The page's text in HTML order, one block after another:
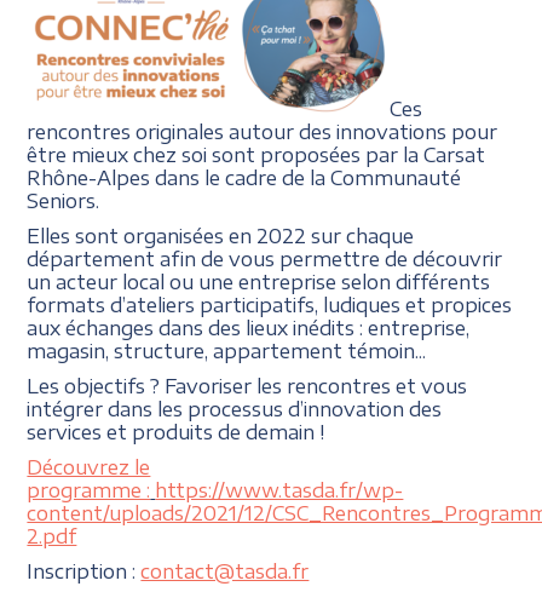
Ces
rencontres originales autour des innovations pour
être mieux chez soi sont proposées par la Carsat
Rhône-Alpes dans le cadre de la Communauté
Seniors.
Elles sont organisées en 2022 sur chaque
département afin de vous permettre de découvrir
un acteur local ou une entreprise selon différents
formats d’ateliers participatifs, ludiques et propices
aux échanges dans des lieux inédits : entreprise,
magasin, structure, appartement témoin...
Les objectifs ? Favoriser les rencontres et vous
intégrer dans les processus d’innovation des
services et produits de demain !
Découvrez le
programme : https://www.tasda.fr/wp-
content/uploads/2021/12/
2.pdf
Inscription :contact@tasda.fr